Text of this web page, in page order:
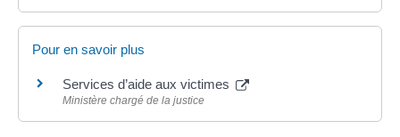
Pour en savoir plus
Services d’aide aux victimes
Ministère chargé de la justice